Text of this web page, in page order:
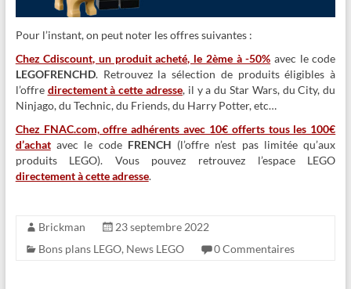
Pour l’instant, on peut noter les offres suivantes :
Chez Cdiscount, un produit acheté, le 2ème à -50% avec le code
LEGOFRENCHD. Retrouvez la sélection de produits éligibles à
l’offre directement à cette adresse, il y a du Star Wars, du City, du
Ninjago, du Technic, du Friends, du Harry Potter, etc…
Chez FNAC.com, offre adhérents avec 10€ offerts tous les 100€
d’achatavec le code FRENCH (l’offre n’est pas limitée qu’aux
produits LEGO). Vous pouvez retrouvez l’espace LEGO
directement à cette adresse.
Brickman
23 septembre 2022
Bons plans LEGO, News LEGO 0 Commentaires